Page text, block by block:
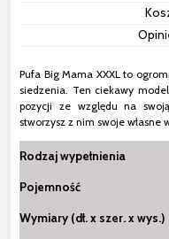
Pufa Big Mama XXXL to
siedzenia. Ten ciekawy
pozycji ze względu na
stworzysz z nim swoje własne
Rodzaj wypełnienia
Pojemność
Wymiary (dł. x szer. x wys.)